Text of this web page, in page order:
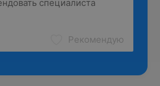
Рекомендую